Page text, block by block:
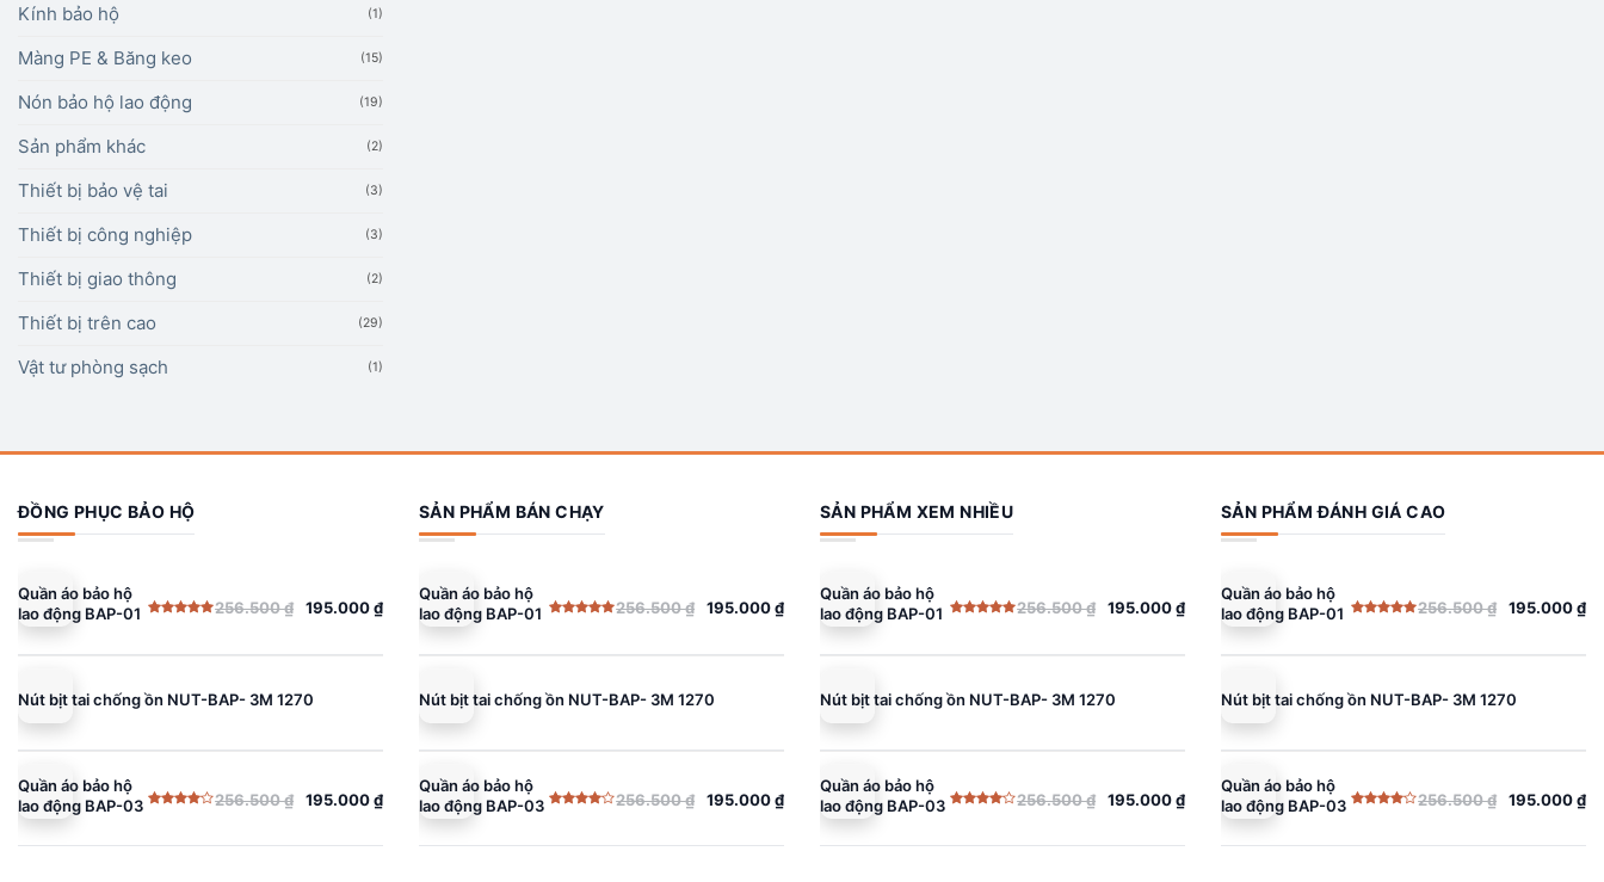
Kính bảo hộ (1)
Màng PE & Băng keo (15)
Nón bảo hộ lao động (19)
Sản phẩm khác (2)
Thiết bị bảo vệ tai (3)
Thiết bị công nghiệp (3)
Thiết bị giao thông (2)
Thiết bị trên cao (29)
Vật tư phòng sạch (1)
ĐỒNG PHỤC BẢO HỘ
Quần áo bảo hộ
lao động BAP-01
5 sao
256.500₫
Giá
là:
195.000₫
Giá
tại
195.000 ₫.
Nút bịt tai chống ồn NUT-BAP- 3M 1270
Quần áo bảo hộ
lao động BAP-03
hạng
256.500₫
Giá
là:
195.000₫
Giá
tại
SẢN PHẨM BÁN CHẠY
Quần áo bảo hộ
lao động BAP-01
5 sao
256.500₫
Giá
là:
195.000₫
Giá
tại
195.000 ₫.
Nút bịt tai chống ồn NUT-BAP- 3M 1270
Quần áo bảo hộ
lao động BAP-03
hạng
256.500₫
Giá
là:
195.000₫
Giá
tại
SẢN PHẨM XEM NHIỀU
Quần áo bảo hộ
lao động BAP-01
5 sao
256.500₫
Giá
là:
195.000₫
Giá
tại
195.000 ₫.
Nút bịt tai chống ồn NUT-BAP- 3M 1270
Quần áo bảo hộ
lao động BAP-03
hạng
256.500₫
Giá
là:
195.000₫
Giá
tại
SẢN PHẨM ĐÁNH GIÁ CAO
Quần áo bảo hộ
lao động BAP-01
5 sao
256.500₫
Giá
là:
195.000₫
Giá
tại
195.000 ₫.
Nút bịt tai chống ồn NUT-BAP- 3M 1270
Quần áo bảo hộ
lao động BAP-03
hạng
256.500₫
Giá
là:
195.000₫
Giá
tại